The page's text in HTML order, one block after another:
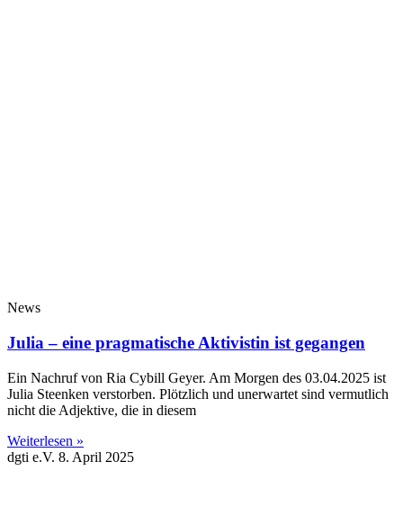
News
Julia – eine pragmatische Aktivistin ist gegangen
Ein Nachruf von Ria Cybill Geyer. Am Morgen des 03.04.2025 ist
Julia Steenken verstorben. Plötzlich und unerwartet sind vermutlich
nicht die Adjektive, die in diesem
Weiterlesen »
dgti e.V. 8. April 2025